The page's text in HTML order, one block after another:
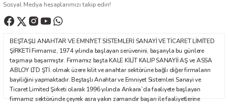
Ürün açıklamasında eksik bilgiler bulunuyor.
Ürün bilgilerinde hatalar bulunuyor.
Bu ürüne benzer farklı alternatifler olmalı.
Sosyal Medya hesaplarımızı takip edin!
BEŞTAŞLI ANAHTAR VE EMNİYET SİSTEMLERİ SANAYİ VE TİCARET LİMİTED
ŞİRKETİ Firmamız, 1974 yılında başlayan serüvenini, başarıyla bu günlere
taşımayı başarmıştır. Firmamız başta KALE KİLİT KALIP SANAYİİ AŞ ve ASSA
ABLOY LTD ŞTİ. olmak üzere kilit ve anahtar sektörüne bağlı diğer firmaların
bayiliğini yapmaktadır. Beştaşlı Anahtar ve Emniyet Sistemleri Sanayi ve
Ticaret Limited Şirketi olarak 1996 yılında Ankara`da faaliyete başlayan
firmamız sektöründe çeyrek asra yakın zamandır başarı ile faaliyetlerine